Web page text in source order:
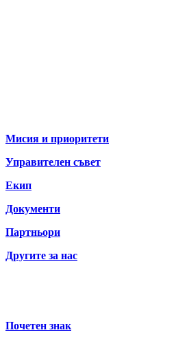
Мисия и приоритети
Управителен съвет
Екип
Документи
Партньори
Другите за нас
Почетен знак